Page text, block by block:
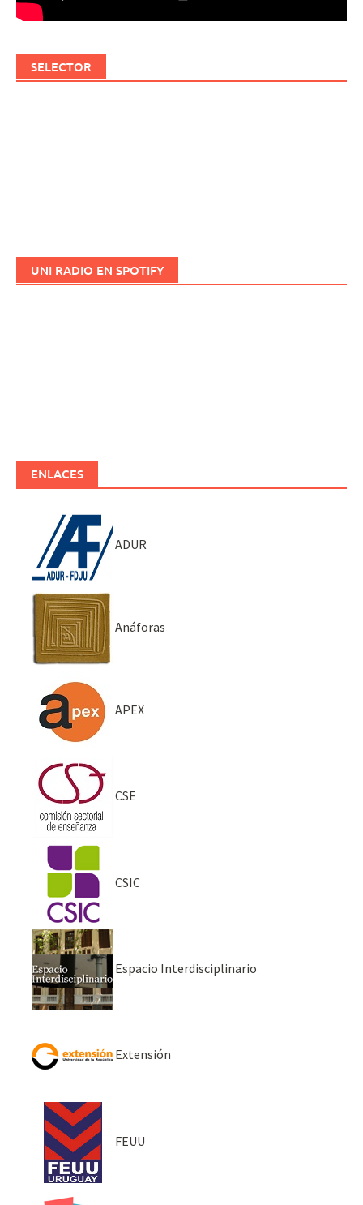
SELECTOR
UNI RADIO EN SPOTIFY
ENLACES
ADUR
Anáforas
APEX
CSE
CSIC
Espacio Interdisciplinario
Extensión
FEUU